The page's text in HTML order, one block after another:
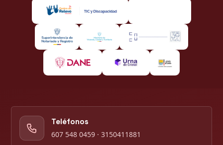
Teléfonos
607 548 0459 · 3150411881